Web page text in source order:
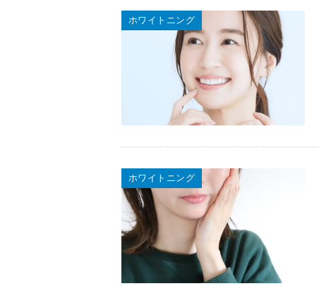
ホワイトニング
ホワイトニング